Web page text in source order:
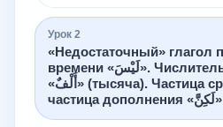
Урок 2
«Недостаточный» глагол
времени «لَيْسَ». Числительные «مِائَةٌ» (сто) и
«أَلْفٌ» (тысяча). Частица сравнения «كَأَنَّ» и
частица дополнения «لَكِنَّ»